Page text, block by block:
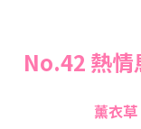
No.42 熱情
薰衣